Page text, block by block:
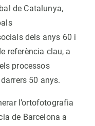
de Catalunya,
dels anys 60 i
referència clau, a
processos
50 anys.
l’ortofotografia
de Barcelona a